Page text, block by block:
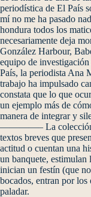
periodística de El País
mí no me ha pasado
hondura todos los
necesariamente deja
González Harbour,
equipo de
País, la periodista Ana
trabajo ha impulsado
constata que lo que
un ejemplo más de
manera de integrar y
————– La colección
textos breves que
actitud o cuentan una
un banquete, estimulan
inician un festín (que
bocados, entran por
paladar.